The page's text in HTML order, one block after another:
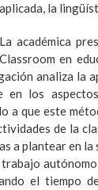
aplicada, la
La académica
Classroom en
analiza la
en los
a que este
de la
a plantear en la
el tiempo